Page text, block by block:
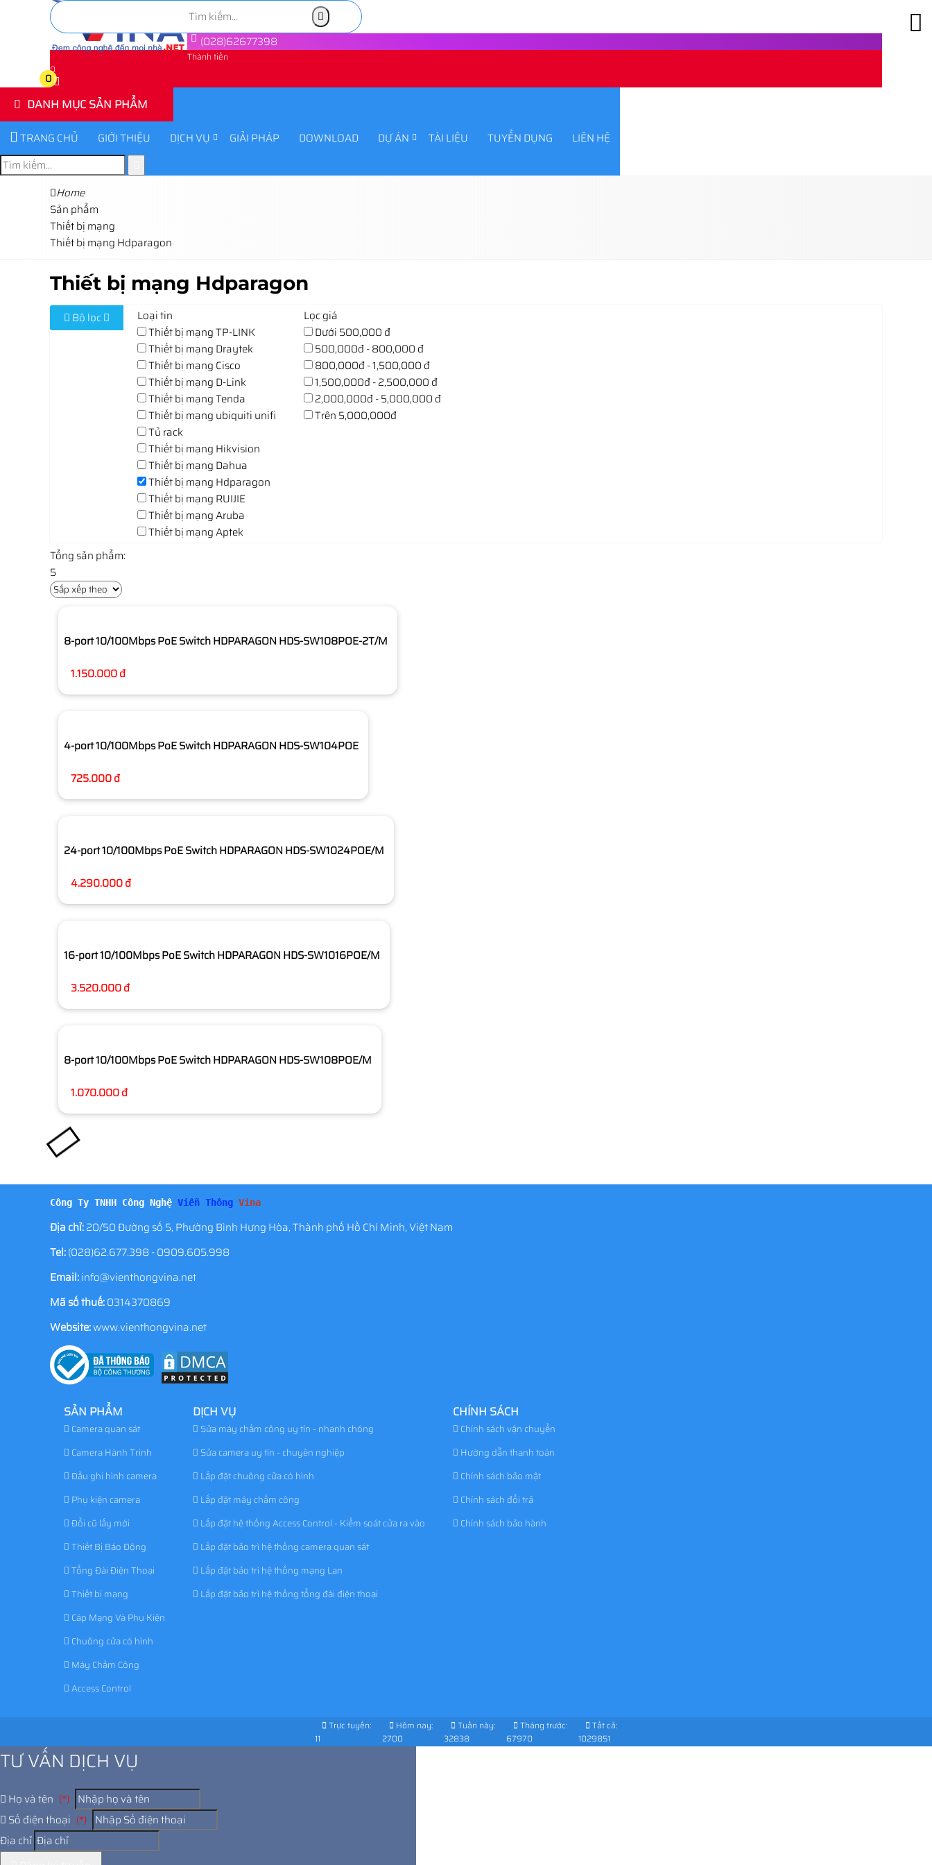
(028)62677398
Thành tiền
0
0
DANH MỤC SẢN PHẨM
TRANG CHỦ GIỚI THIỆU DỊCH VỤ GIẢI PHÁP DOWNLOAD DỰ ÁN TÀI LIỆU TUYỂN DỤNG LIÊN HỆ
Home
Sản phẩm
Thiết bị mạng
Thiết bị mạng Hdparagon
Thiết bị mạng Hdparagon
Bộ lọc
Loại tin
Thiết bị mạng TP-LINK
Thiết bị mạng Draytek
Thiết bị mạng Cisco
Thiết bị mạng D-Link
Thiết bị mạng Tenda
Thiết bị mạng ubiquiti unifi
Tủ rack
Thiết bị mạng Hikvision
Thiết bị mạng Dahua
Thiết bị mạng Hdparagon
Thiết bị mạng RUIJIE
Thiết bị mạng Aruba
Thiết bị mạng Aptek
Lọc giá
Dưới 500,000 đ
500,000đ - 800,000 đ
800,000đ - 1,500,000 đ
1,500,000đ - 2,500,000 đ
2,000,000đ - 5,000,000 đ
Trên 5,000,000đ
Tổng sản phẩm:
5
8-port 10/100Mbps PoE Switch HDPARAGON HDS-SW108POE-2T/M
1.150.000 đ
4-port 10/100Mbps PoE Switch HDPARAGON HDS-SW104POE
725.000 đ
24-port 10/100Mbps PoE Switch HDPARAGON HDS-SW1024POE/M
4.290.000 đ
16-port 10/100Mbps PoE Switch HDPARAGON HDS-SW1016POE/M
3.520.000 đ
8-port 10/100Mbps PoE Switch HDPARAGON HDS-SW108POE/M
1.070.000 đ
Công Ty TNHH Công Nghệ Viễn Thông Vina
Địa chỉ:20/50 Đường số 5, Phường Bình Hưng Hòa, Thành phố Hồ Chí Minh, Việt Nam
Tel:(028)62.677.398 - 0909.605.998
Email:info@vienthongvina.net
Mã số thuế:0314370869
Website:www.vienthongvina.net
SẢN PHẨM
Camera quan sát
Camera Hành Trình
Đầu ghi hình camera
Phụ kiện camera
Đổi cũ lấy mới
Thiết Bị Báo Động
Tổng Đài Điện Thoại
Thiết bị mạng
Cáp Mạng Và Phụ Kiện
Chuông cửa có hình
Máy Chấm Công
Access Control
DỊCH VỤ
Sửa máy chấm công uy tín - nhanh chóng
Sửa camera uy tín - chuyên nghiệp
Lắp đặt chuông cửa có hình
Lắp đặt máy chấm công
Lắp đặt hệ thống Access Control - Kiểm soát cửa ra vào
Lắp đặt bảo trì hệ thống camera quan sát
Lắp đặt bảo trì hệ thống mạng Lan
Lắp đặt bảo trì hệ thống tổng đài điện thoại
CHÍNH SÁCH
Chính sách vận chuyển
Hướng dẫn thanh toán
Chính sách bảo mật
Chính sách đổi trả
Chính sách bảo hành
Trực tuyến:
11
Hôm nay:
2700
Tuần này:
32838
Tháng trước:
67970
Tất cả:
1029851
TƯ VẤN DỊCH VỤ
Họ và tên (*)
Số điện thoại (*)
Địa chỉ